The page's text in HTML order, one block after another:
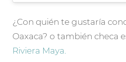
¿Con quién te gustaría
Oaxaca? o también checa
Riviera Maya.